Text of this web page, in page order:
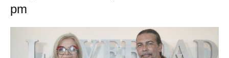
pm